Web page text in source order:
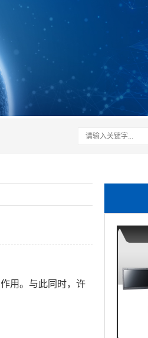
用。与此同时，许